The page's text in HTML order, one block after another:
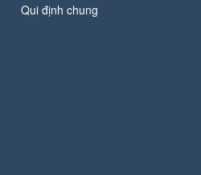
Qui định chung